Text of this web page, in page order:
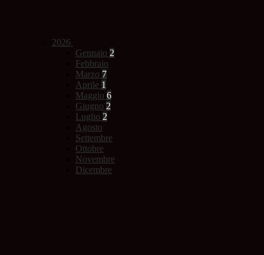
2026
Gennaio 2
Febbraio
Marzo 7
Aprile 1
Maggio 6
Giugno 2
Luglio 2
Agosto
Settembre
Ottobre
Novembre
Dicembre